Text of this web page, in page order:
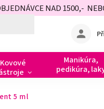
NAD 1500,-
Kovové
Manikúra,
pedikúra,
5 ml